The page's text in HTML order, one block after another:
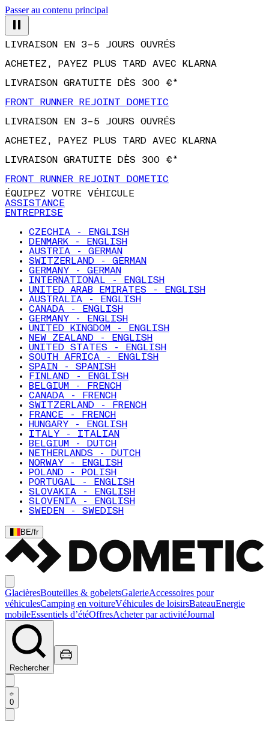
Passer au contenu principal
ACHETEZ, PAYEZ PLUS TARD AVEC KLARNA
LIVRAISON GRATUITE DÈS 300 €*
FRONT RUNNER REJOINT DOMETIC
LIVRAISON EN 3–5 JOURS OUVRÉS
ACHETEZ, PAYEZ PLUS TARD AVEC KLARNA
LIVRAISON GRATUITE DÈS 300 €*
FRONT RUNNER REJOINT DOMETIC
ÉQUIPEZ VOTRE VÉHICULE
ASSISTANCE
ENTREPRISE
CZECHIA - ENGLISH
DENMARK - ENGLISH
AUSTRIA - GERMAN
SWITZERLAND - GERMAN
GERMANY - GERMAN
INTERNATIONAL - ENGLISH
UNITED ARAB EMIRATES - ENGLISH
AUSTRALIA - ENGLISH
CANADA - ENGLISH
GERMANY - ENGLISH
UNITED KINGDOM - ENGLISH
NEW ZEALAND - ENGLISH
UNITED STATES - ENGLISH
SOUTH AFRICA - ENGLISH
SPAIN - SPANISH
FINLAND - ENGLISH
BELGIUM - FRENCH
CANADA - FRENCH
SWITZERLAND - FRENCH
FRANCE - FRENCH
HUNGARY - ENGLISH
ITALY - ITALIAN
BELGIUM - DUTCH
NETHERLANDS - DUTCH
NORWAY - ENGLISH
POLAND - POLISH
PORTUGAL - ENGLISH
SLOVAKIA - ENGLISH
SLOVENIA - ENGLISH
SWEDEN - SWEDISH
BE/fr
GlacièresBouteilles & gobeletsGalerieAccessoires pour
véhiculesCamping en voitureVéhicules de loisirsBateauEnergie
mobileEssentiels d’étéOffresAcheter par activitéJournal
Rechercher
0